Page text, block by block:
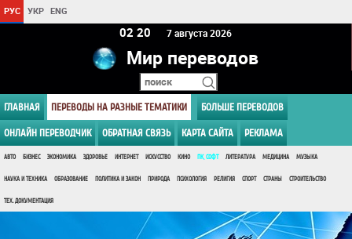
РУС УКР ENG
02:20 7 августа 2026
Мир переводов
ГЛАВНАЯ ПЕРЕВОДЫ НА РАЗНЫЕ ТЕМАТИКИ БОЛЬШЕ ПЕРЕВОДОВ
ОНЛАЙН ПЕРЕВОДЧИК ОБРАТНАЯ СВЯЗЬ КАРТА САЙТА РЕКЛАМА
АВТО БИЗНЕС ЭКОНОМИКА ЗДОРОВЬЕ ИНТЕРНЕТ ИСКУССТВО КИНО ПК, СОФТ ЛИТЕРАТУРА МЕДИЦИНА МУЗЫКА
НАУКА И ТЕХНИКА ОБРАЗОВАНИЕ ПОЛИТИКА И ЗАКОН ПРИРОДА ПСИХОЛОГИЯ РЕЛИГИЯ СПОРТ СТРАНЫ СТРОИТЕЛЬСТВО
ТЕХ. ДОКУМЕНТАЦИЯ